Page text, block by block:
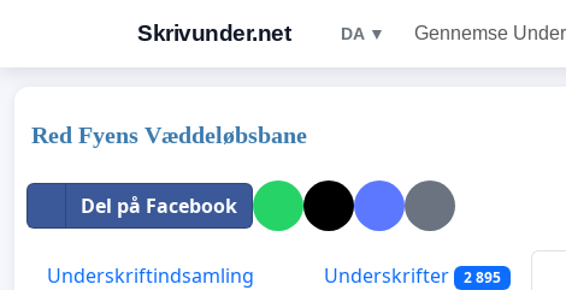
Skrivunder.net DA ▼ Gennemse
Red Fyens Væddeløbsbane
Del på Facebook
Underskriftindsamling Underskrifter 2 895